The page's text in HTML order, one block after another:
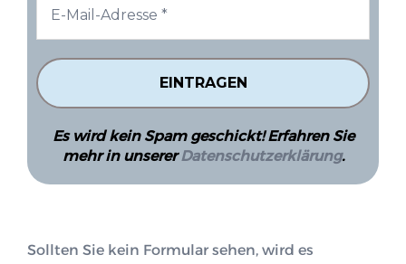
Es wird kein Spam geschickt! Erfahren Sie
mehr in unsererDatenschutzerklärung.
Sollten Sie kein Formular sehen, wird es